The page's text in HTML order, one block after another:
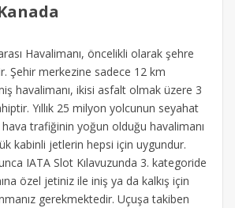
Havalimanı, öncelikli olarak şehre
Şehir merkezine sadece 12 km
havalimanı, ikisi asfalt olmak üzere 3
Yıllık 25 milyon yolcunun seyahat
trafiğinin yoğun olduğu havalimanı
kabinli jetlerin hepsi için uygundur.
IATA Slot Kılavuzunda 3. kategoride
özel jetiniz ile iniş ya da kalkış için
gerekmektedir. Uçuşa takiben